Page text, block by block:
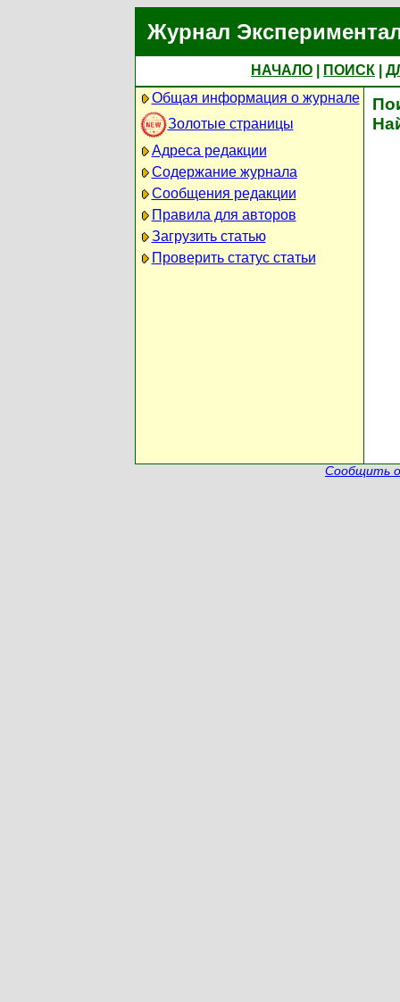
Журнал
НАЧАЛО ПОИСК
Общая информация о журнале
Золотые страницы
Адреса редакции
Содержание журнала
Сообщения редакции
Правила для авторов
Загрузить статью
Проверить статус статьи
Сообщить о